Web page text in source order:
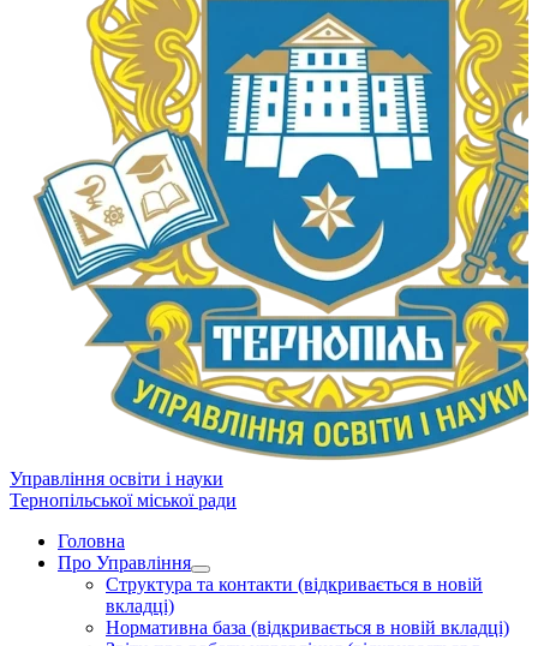
Управління освіти і науки
Тернопільської міської ради
Головна
Про Управління
Структура та контакти (відкривається в новій
вкладці)
Нормативна база (відкривається в новій вкладці)